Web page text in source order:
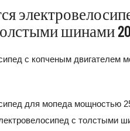
шинами
с копченым двигателем
для мопеда мощностью
с толстыми